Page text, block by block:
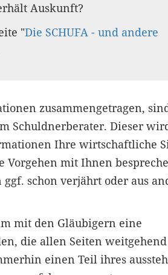
Auskunft?
"Die SCHUFA - und andere
zusammengetragen,
Schuldnerberater. Dieser
Ihre wirtschaftliche
Vorgehen mit Ihnen
schon verjährt oder aus
mit den Gläubigern eine
die allen Seiten
einen Teil ihres